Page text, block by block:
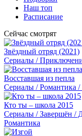
Наш топ
Расписание
Сейчас смотрят
Звёздный отряд (2021)
Сериалы /
Восставшая из пепла
Сериалы / Романтика
Кто ты – школа 2015
Сериалы / Завершён /
Романтика